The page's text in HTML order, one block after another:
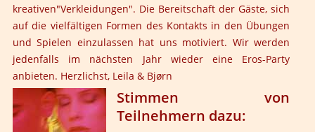
kreativen"Verkleidungen". Die Bereitschaft der Gäste, sich
auf die vielfältigen Formen des Kontakts in den Übungen
und Spielen einzulassen hat uns motiviert. Wir werden
jedenfalls im nächsten Jahr wieder eine Eros-Party
anbieten. Herzlichst, Leila & Bjørn
Stimmen von
Teilnehmern dazu: